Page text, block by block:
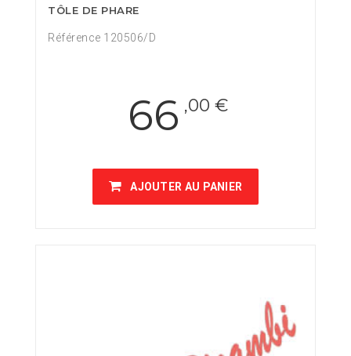
TÔLE DE PHARE
Référence 120506/D
66 ,00 €
AJOUTER AU PANIER